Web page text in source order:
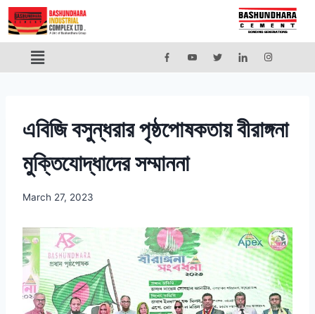
এবিজি বসুন্ধরার পৃষ্ঠপোষকতায় বীরাঙ্গনা
মুক্তিযোদ্ধাদের সম্মাননা
March 27, 2023